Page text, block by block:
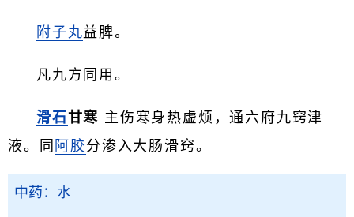
附子丸益脾。
凡九方同用。
滑石甘寒 主伤寒身热虚烦，通六府九窍津
液。同 阿胶 分渗入大肠滑窍。
中药：水